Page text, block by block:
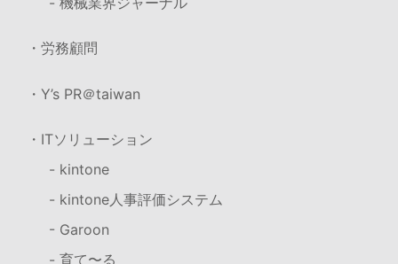
・労務顧問
・Y’s PR＠taiwan
・ITソリューション
- kintone
- kintone人事評価システム
- Garoon
- 育て〜る